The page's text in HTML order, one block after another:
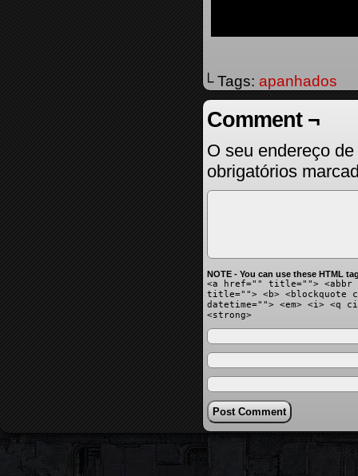
└ Tags: apanhados
Comment ¬
O seu endereço
obrigatórios
NOTE - You can use these HTML
<a href="" title=""> <abbr
title=""> <b> <blockquote
datetime=""> <em> <i> <q
<strong>